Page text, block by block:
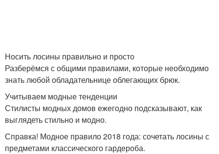
одежде
Модные эксперты
Экологические
тенденции
тенденции
Носить лосины правильно и просто
Разберёмся с общими правилами, которые необходимо
знать любой обладательнице облегающих брюк.
Учитываем модные тенденции
Стилисты модных домов ежегодно подсказывают, как
выглядеть стильно и модно.
Справка! Модное правило 2018 года: сочетать лосины с
предметами классического гардероба.